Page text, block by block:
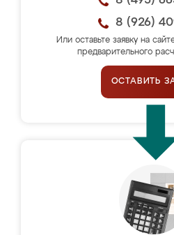
8 (926)
Или оставьте заявку на
предварительного
ОСТАВИТЬ